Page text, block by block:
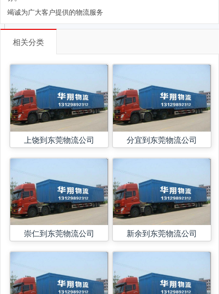
竭诚为广大客户提供的物流服务
相关分类
上饶到东莞物流公司
崇仁到东莞物流公司
分宜到东莞物流公司
新余到东莞物流公司